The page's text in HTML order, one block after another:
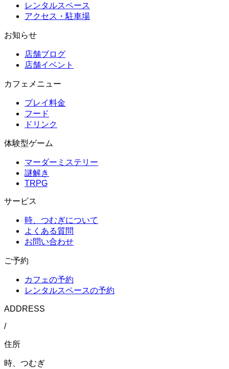
レンタルスペース
アクセス・駐車場
お知らせ
店舗ブログ
店舗イベント
カフェメニュー
プレイ料金
フード
ドリンク
体験型ゲーム
マーダーミステリー
謎解き
TRPG
サービス
時、つむぎについて
よくある質問
お問い合わせ
ご予約
カフェの予約
レンタルスペースの予約
ADDRESS
/
住所
時、つむぎ